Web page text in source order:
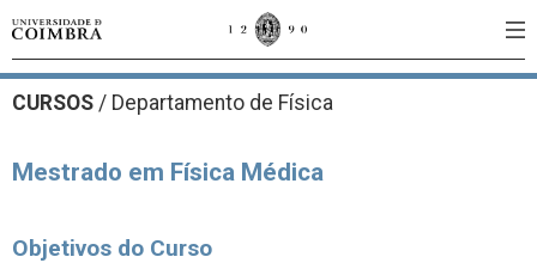
CURSOS / Departamento de Física
Mestrado em Física Médica
Objetivos do Curso